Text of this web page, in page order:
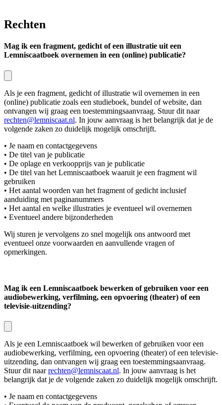
Rechten
Mag ik een fragment, gedicht of een illustratie uit een
Lemniscaatboek overnemen in een (online) publicatie?
Als je een fragment, gedicht of illustratie wil overnemen in een
(online) publicatie zoals een studieboek, bundel of website, dan
ontvangen wij graag een toestemmingsaanvraag. Stuur dit naar
rechten@lemniscaat.nl. In jouw aanvraag is het belangrijk dat je de
volgende zaken zo duidelijk mogelijk omschrijft.
• Je naam en contactgegevens
• De titel van je publicatie
• De oplage en verkoopprijs van je publicatie
• De titel van het Lemniscaatboek waaruit je een fragment wil
gebruiken
• Het aantal woorden van het fragment of gedicht inclusief
aanduiding met paginanummers
• Het aantal en welke illustraties je eventueel wil overnemen
• Eventueel andere bijzonderheden
Wij sturen je vervolgens zo snel mogelijk ons antwoord met
eventueel onze voorwaarden en aanvullende vragen of
opmerkingen.
Mag ik een Lemniscaatboek bewerken of gebruiken voor een
audiobewerking, verfilming, een opvoering (theater) of een
televisie-uitzending?
Als je een Lemniscaatboek wil bewerken of gebruiken voor een
audiobewerking, verfilming, een opvoering (theater) of een televisie-
uitzending, dan ontvangen wij graag een toestemmingsaanvraag.
Stuur dit naarrechten@lemniscaat.nl. In jouw aanvraag is het
belangrijk dat je de volgende zaken zo duidelijk mogelijk omschrijft.
• Je naam en contactgegevens